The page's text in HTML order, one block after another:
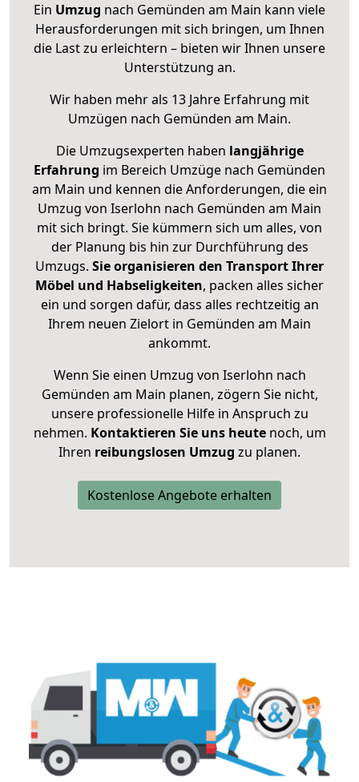
Ein Umzug nach Gemünden am Main kann viele
Herausforderungen mit sich bringen, um Ihnen
die Last zu erleichtern – bieten wir Ihnen unsere
Unterstützung an.
Wir haben mehr als 13 Jahre Erfahrung mit
Umzügen nach Gemünden am Main.
Die Umzugsexperten haben langjährige
Erfahrung im Bereich Umzüge nach Gemünden
am Main und kennen die Anforderungen, die ein
Umzug von Iserlohn nach Gemünden am Main
mit sich bringt. Sie kümmern sich um alles, von
der Planung bis hin zur Durchführung des
Umzugs. Sie organisieren den Transport Ihrer
Möbel und Habseligkeiten, packen alles sicher
ein und sorgen dafür, dass alles rechtzeitig an
Ihrem neuen Zielort in Gemünden am Main
ankommt.
Wenn Sie einen Umzug von Iserlohn nach
Gemünden am Main planen, zögern Sie nicht,
unsere professionelle Hilfe in Anspruch zu
nehmen. Kontaktieren Sie uns heutenoch, um
Ihren reibungslosen Umzug zu planen.
Kostenlose Angebote erhalten